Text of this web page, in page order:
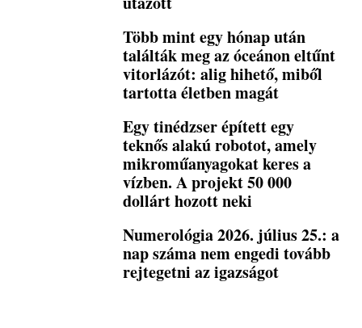
Több mint egy hónap után
találták meg az óceánon eltűnt
vitorlázót: alig hihető, miből
tartotta életben magát
Egy tinédzser épített egy
teknős alakú robotot, amely
mikroműanyagokat keres a
vízben. A projekt 50 000
dollárt hozott neki
Numerológia 2026. július 25.: a
nap száma nem engedi tovább
rejtegetni az igazságot